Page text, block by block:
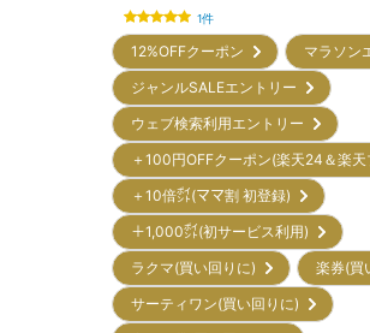
1件
12%OFFクーポン
マラソ
ジャンルSALEエントリー
ウェブ検索利用エントリー
＋100円OFFクーポン(楽天24＆楽
＋10倍㌽(ママ割 初登録)
＋1,000㌽(初サービス利用)
ラクマ(買い回りに)
楽券(
サーティワン(買い回りに)